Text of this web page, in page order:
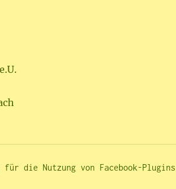
für die Nutzung von Facebook-Plugins